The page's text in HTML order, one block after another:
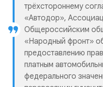
трёхстороннему
«Автодор»,
Общероссийским
«Народный фронт»
предоставлению
платным
федерального